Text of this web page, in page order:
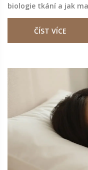
biologie tkání a jak
ČÍST VÍCE